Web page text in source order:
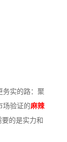
务实的路：聚
场验证的麻辣
的是实力和